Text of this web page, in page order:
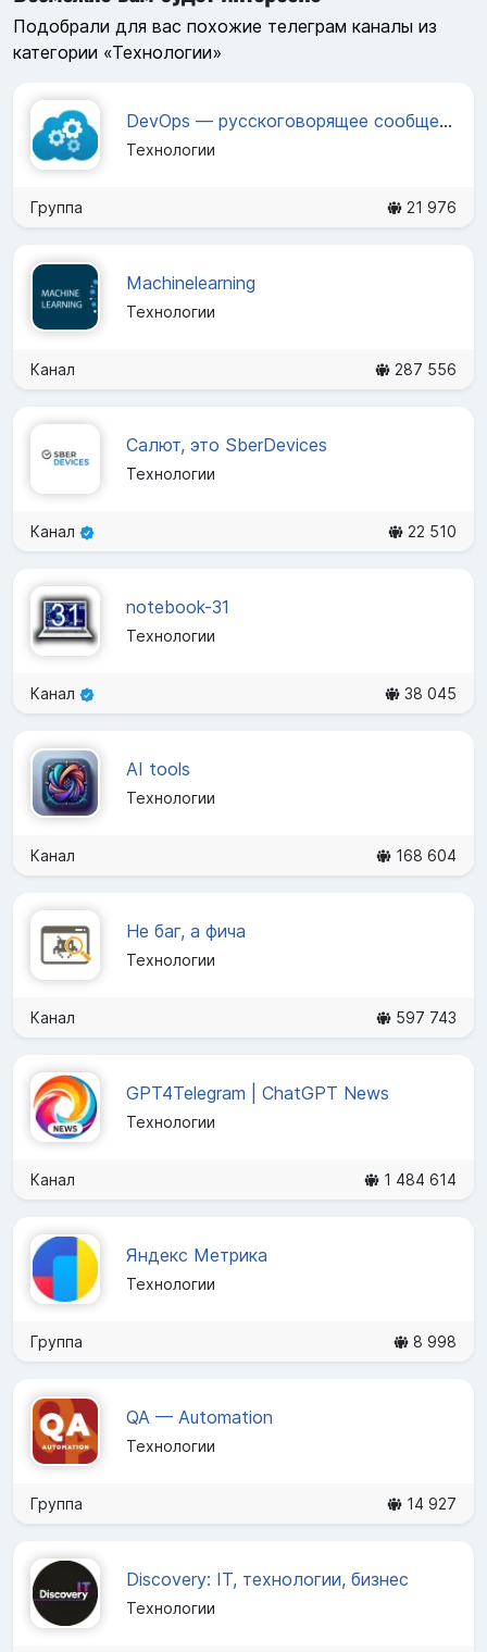
Подобрали для вас похожие телеграм каналы из
категории «Технологии»
DevOps — русскоговорящее сообщество
Технологии
Группа 21 976
Machinelearning
Технологии
Канал 287 556
Салют, это SberDevices
Технологии
Канал 22 510
notebook-31
Технологии
Канал 38 045
AI tools
Технологии
Канал 168 604
Не баг, а фича
Технологии
Канал 597 743
GPT4Telegram | ChatGPT News
Технологии
Канал 1 484 614
Яндекс Метрика
Технологии
Группа 8 998
QA — Automation
Технологии
Группа 14 927
Discovery: IT, технологии, бизнес
Технологии